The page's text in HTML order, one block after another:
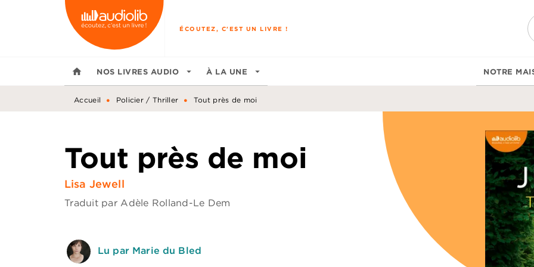
MENU RECHERCHE
ÉCOUTEZ, C'EST UN LIVRE !
home NOS LIVRES AUDIO arrow_drop_down À LA UNE arrow_drop_down NOTRE
Accueil • Policier / Thriller • Tout près de moi
Tout près de moi
Lisa Jewell
Traduit parAdèle Rolland-Le Dem
Lu par Marie du Bled